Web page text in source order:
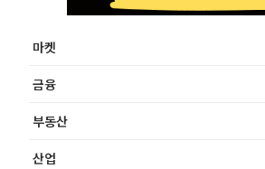
마켓
금융
부동산
산업